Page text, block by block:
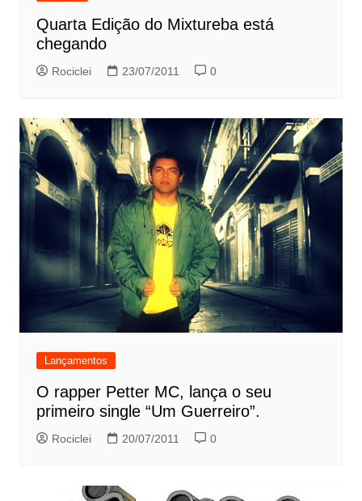
Quarta Edição do Mixtureba está
chegando
Rociclei 23/07/2011 0
Lançamentos
O rapper Petter MC, lança o seu
primeiro single “Um Guerreiro”.
Rociclei 20/07/2011 0